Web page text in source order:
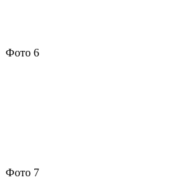
Фото 6
Фото 7